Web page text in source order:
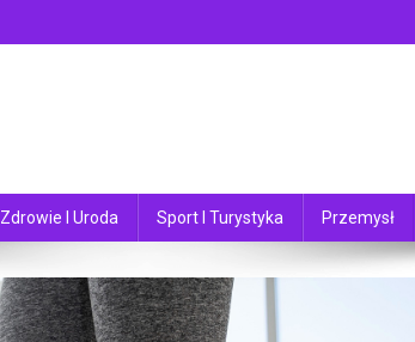
Zdrowie I Uroda Sport I Turystyka Przemysł